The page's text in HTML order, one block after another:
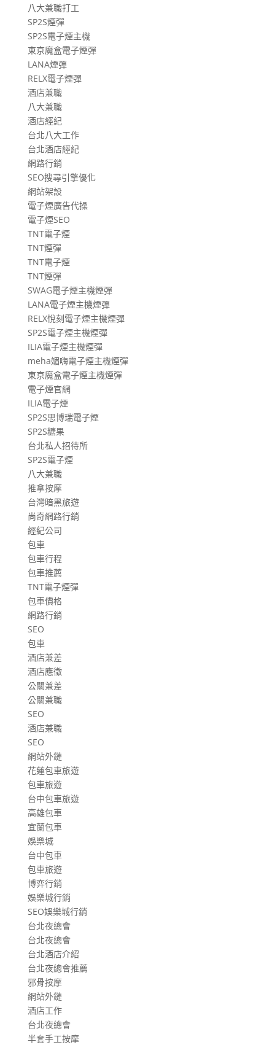
八大兼職打工
SP2S煙彈
SP2S電子煙主機
東京魔盒電子煙彈
LANA煙彈
RELX電子煙彈
酒店兼職
八大兼職
酒店經紀
台北八大工作
台北酒店經紀
網路行銷
SEO搜尋引擎優化
網站架設
電子煙廣告代操
電子煙SEO
TNT電子煙
TNT煙彈
TNT電子煙
TNT煙彈
SWAG電子煙主機煙彈
LANA電子煙主機煙彈
RELX悅刻電子煙主機煙彈
SP2S電子煙主機煙彈
ILIA電子煙主機煙彈
meha媚嗨電子煙主機煙彈
東京魔盒電子煙主機煙彈
電子煙官網
ILIA電子煙
SP2S思博瑞電子煙
SP2S糖果
台北私人招待所
SP2S電子煙
八大兼職
推拿按摩
台灣暗黑旅遊
尚奇網路行銷
經紀公司
包車
包車行程
包車推薦
TNT電子煙彈
包車價格
網路行銷
SEO
包車
酒店兼差
酒店應徵
公關兼差
公關兼職
SEO
酒店兼職
SEO
網站外鏈
花蓮包車旅遊
包車旅遊
台中包車旅遊
高雄包車
宜蘭包車
娛樂城
台中包車
包車旅遊
博弈行銷
娛樂城行銷
SEO娛樂城行銷
台北夜總會
台北夜總會
台北酒店介紹
台北夜總會推薦
邪骨按摩
網站外鏈
酒店工作
台北夜總會
半套手工按摩